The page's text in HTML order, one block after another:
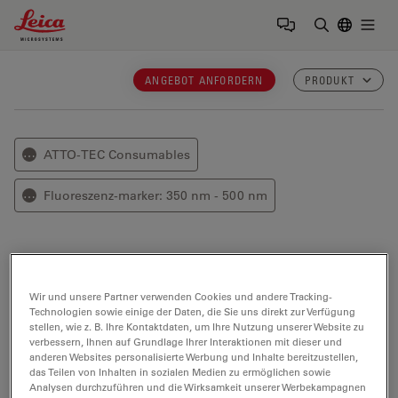
Leica Microsystems Logo
ANGEBOT ANFORDERN PRODUKT
⋯ ATTO-TEC Consumables
⋯ Fluoreszenz-marker: 350 nm - 500 nm
ATTO 495
ATTO 495ist ein neuartiger Fluoreszenzmarker, dessen
Struktur sich von dem bekannten Farbstoff
Acridinorange ableitet.
Optische Eigenschaften
Wir und unsere Partner verwenden Cookies und andere Tracking-
Technologien sowie einige der Daten, die Sie uns direkt zur Verfügung
stellen, wie z. B. Ihre Kontaktdaten, um Ihre Nutzung unserer Website zu
verbessern, Ihnen auf Grundlage Ihrer Interaktionen mit dieser und
anderen Websites personalisierte Werbung und Inhalte bereitzustellen,
das Teilen von Inhalten in sozialen Medien zu ermöglichen sowie
Analysen durchzuführen und die Wirksamkeit unserer Werbekampagnen